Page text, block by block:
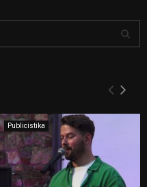
Y
H
Publicistika